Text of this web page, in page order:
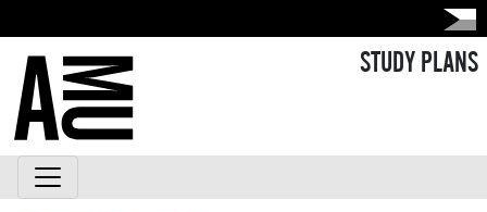
STUDY PLANS